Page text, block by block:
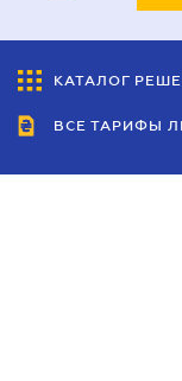
КАТАЛОГ
ВСЕ ТАРИФЫ